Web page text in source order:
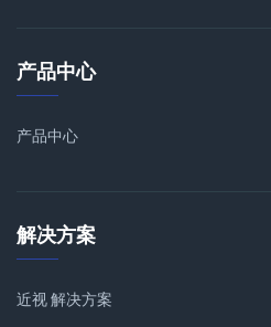
产品中心
产品中心
解决方案
近视 解决方案